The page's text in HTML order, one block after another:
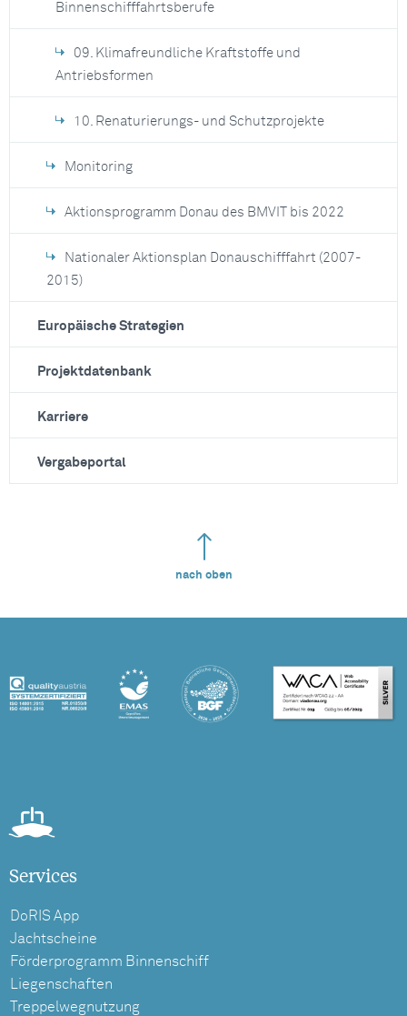
Binnenschifffahrtsberufe
09. Klimafreundliche Kraftstoffe und
Antriebsformen
10. Renaturierungs- und Schutzprojekte
Monitoring
Aktionsprogramm Donau des BMVIT bis 2022
Nationaler Aktionsplan Donauschifffahrt (2007-
2015)
Europäische Strategien
Projektdatenbank
Karriere
Vergabeportal
nach oben
Services
DoRIS App
Jachtscheine
Förderprogramm Binnenschiff
Liegenschaften
Treppelwegnutzung